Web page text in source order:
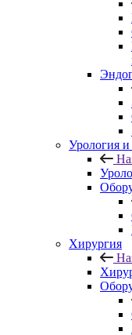
Урология
Хирургия